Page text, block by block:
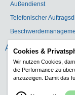
Außendienst
Telefonischer
ADRESSE
Gebr. Heinemann
Carl-Schurz-Str. 5
41460 Neuss
Cookies &
Wir nutzen Cookies,
die Performance zu
anzuzeigen. Damit das